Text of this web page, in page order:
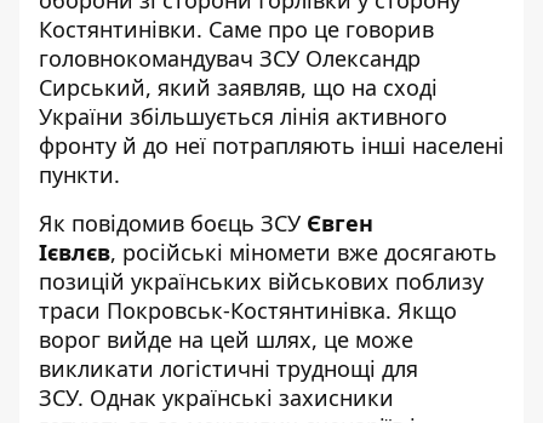
Костянтинівки. Саме про це говорив
головнокомандувач ЗСУ Олександр
Сирський, який заявляв, що на сході
України збільшується лінія активного
фронту й до неї потрапляють інші населені
пункти.
Як повідомив боєць ЗСУ Євген
Ієвлєв, російські міномети вже досягають
позицій українських військових поблизу
траси Покровськ-Костянтинівка. Якщо
ворог вийде на цей шлях, це може
викликати логістичні труднощі для
ЗСУ. Однак українські захисники